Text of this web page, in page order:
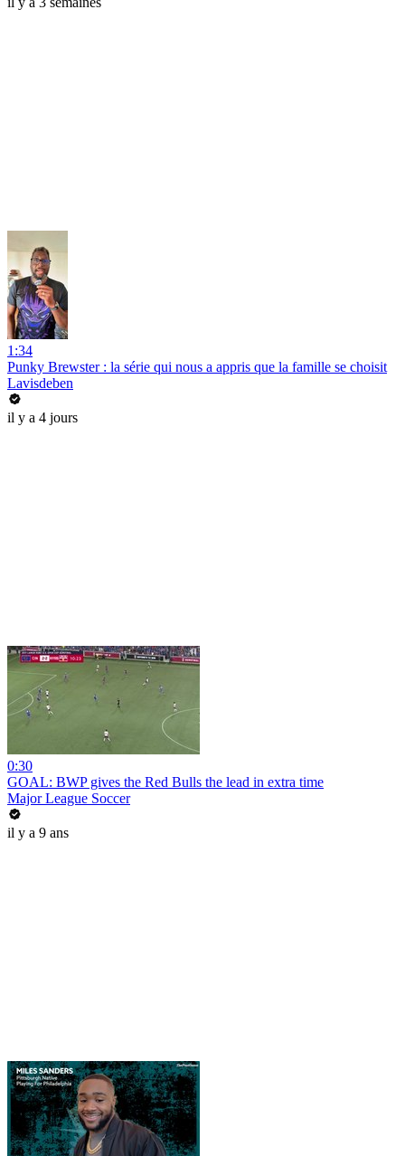
1:34
Punky Brewster : la série qui nous a appris que la famille se choisit
Lavisdeben
il y a 4 jours
0:30
GOAL: BWP gives the Red Bulls the lead in extra time
Major League Soccer
il y a 9 ans